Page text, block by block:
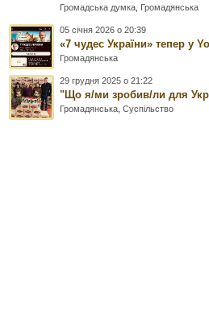
Громадська думка Громадянська
05 січня 2026 о 20:39
«7 чудес України» тепер у
Громадянська
29 грудня 2025 о 21:22
"Що я/ми зробив/ли для
Громадянська ,Суспільство